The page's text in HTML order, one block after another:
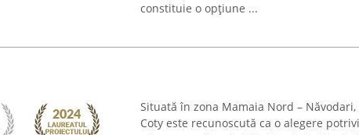
constituie o opțiune ...
Situată în zona Mamaia Nord –
Coty este recunoscută ca o alegere